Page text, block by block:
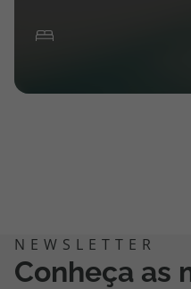
Conheça as